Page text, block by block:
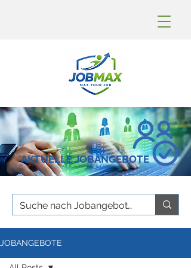
AKTUELLE JOBANGEBOTE
JOBANGEBOTE